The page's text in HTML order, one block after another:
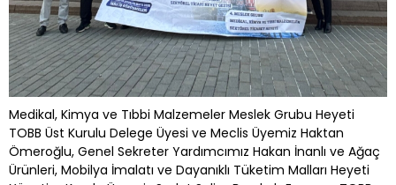
Medikal, Kimya ve Tıbbi Malzemeler Meslek Grubu Heyeti
TOBB Üst Kurulu Delege Üyesi ve Meclis Üyemiz Haktan
Ömeroğlu, Genel Sekreter Yardımcımız Hakan İnanlı ve Ağaç
Ürünleri, Mobilya İmalatı ve Dayanıklı Tüketim Malları Heyeti